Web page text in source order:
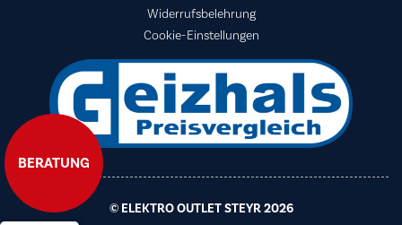
BERATUNG
Widerrufsbelehrung
Cookie-Einstellungen
© ELEKTRO OUTLET STEYR 2026